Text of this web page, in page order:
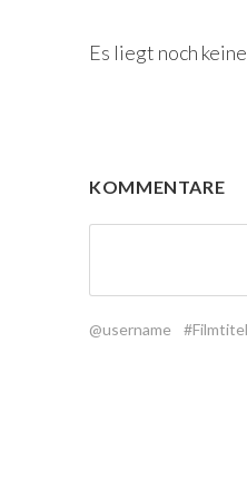
Es liegt noch
KOMMENTARE
@username #Filmtitel